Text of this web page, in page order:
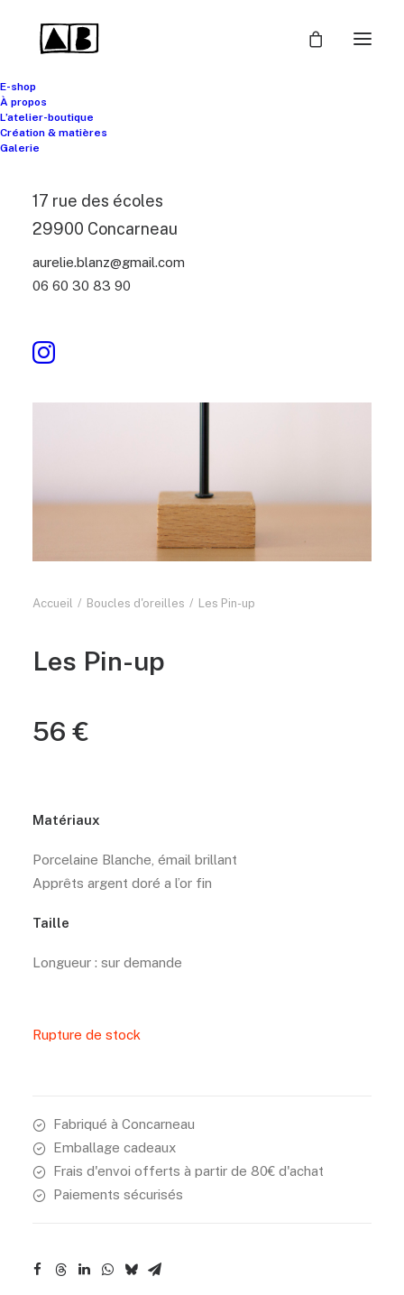
E-shop
À propos
L’atelier-boutique
Création & matières
Galerie
17 rue des écoles
29900 Concarneau
aurelie.blanz@gmail.com
06 60 30 83 90
Accueil Boucles d'oreilles Les Pin-up
Les Pin-up
56 €
Matériaux
Porcelaine Blanche, émail brillant
Apprêts argent doré a l’or fin
Taille
Longueur : sur demande
Rupture de stock
Fabriqué à Concarneau
Emballage cadeaux
Frais d'envoi offerts à partir de 80€ d'achat
Paiements sécurisés